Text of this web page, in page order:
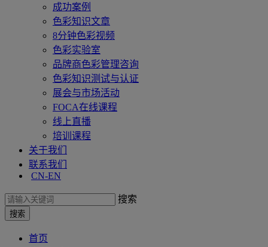
成功案例
色彩知识文章
8分钟色彩视频
色彩实验室
品牌商色彩管理咨询
色彩知识测试与认证
展会与市场活动
FOCA在线课程
线上直播
培训课程
关于我们
联系我们
CN-EN
搜索
首页